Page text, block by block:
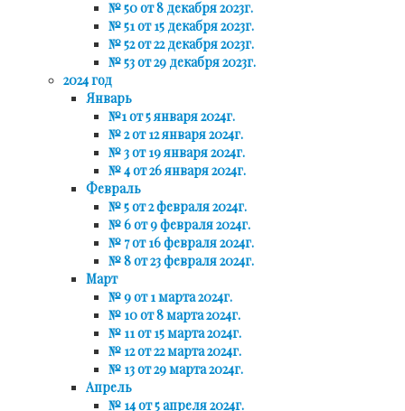
№ 50 от 8 декабря 2023г.
№ 51 от 15 декабря 2023г.
№ 52 от 22 декабря 2023г.
№ 53 от 29 декабря 2023г.
2024 год
Январь
№1 от 5 января 2024г.
№ 2 от 12 января 2024г.
№ 3 от 19 января 2024г.
№ 4 от 26 января 2024г.
Февраль
№ 5 от 2 февраля 2024г.
№ 6 от 9 февраля 2024г.
№ 7 от 16 февраля 2024г.
№ 8 от 23 февраля 2024г.
Март
№ 9 от 1 марта 2024г.
№ 10 от 8 марта 2024г.
№ 11 от 15 марта 2024г.
№ 12 от 22 марта 2024г.
№ 13 от 29 марта 2024г.
Апрель
№ 14 от 5 апреля 2024г.